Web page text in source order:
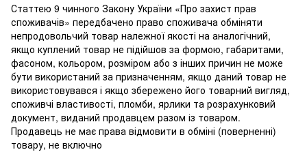
Статтею 9 чинного Закону України «Про захист прав
споживачів» передбачено право споживача обміняти
непродовольчий товар належної якості на аналогічний,
якщо куплений товар не підійшов за формою, габаритами,
фасоном, кольором, розміром або з інших причин не може
бути використаний за призначенням, якщо даний товар не
використовувався і якщо збережено його товарний вигляд,
споживчі властивості, пломби, ярлики та розрахунковий
документ, виданий продавцем разом із товаром.
Продавець не має права відмовити в обміні (поверненні)
товару, не включно